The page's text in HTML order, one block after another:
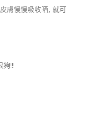
膚慢慢吸收晒, 就可
!!!